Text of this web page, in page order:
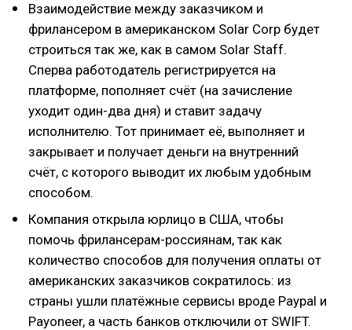
Взаимодействие между заказчиком и
фрилансером в американском Solar Corp будет
строиться так же, как в самом Solar Staff.
Сперва работодатель регистрируется на
платформе, пополняет счёт (на зачисление
уходит один-два дня) и ставит задачу
исполнителю. Тот принимает её, выполняет и
закрывает и получает деньги на внутренний
счёт, с которого выводит их любым удобным
способом.
Компания открыла юрлицо в США, чтобы
помочь фрилансерам-россиянам, так как
количество способов для получения оплаты от
американских заказчиков сократилось: из
страны ушли платёжные сервисы вроде Paypal и
Payoneer, а часть банков отключили от SWIFT.